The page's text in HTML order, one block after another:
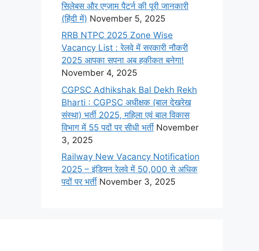
सिलेबस और एग्ज़ाम पैटर्न की पूरी जानकारी
(हिंदी में) November 5, 2025
RRB NTPC 2025 Zone Wise
Vacancy List : रेलवे में सरकारी नौकरी
2025 आपका सपना अब हकीकत बनेगा!
November 4, 2025
CGPSC Adhikshak Bal Dekh Rekh
Bharti : CGPSC अधीक्षक (बाल देखरेख
संस्था) भर्ती 2025, महिला एवं बाल विकास
विभाग में 55 पदों पर सीधी भर्ती November
3, 2025
Railway New Vacancy Notification
2025 – इंडियन रेलवे में 50,000 से अधिक
पदों पर भर्ती November 3, 2025